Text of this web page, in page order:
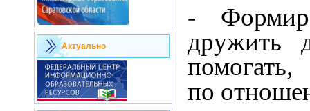
Актуально
-
дружить
по